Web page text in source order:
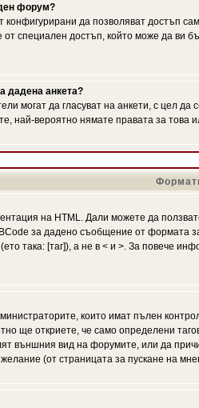
форум?
да позволяват достъп
специален достъп, който може да ви
дадена анкета?
могат да гласуват на анкети, с цел
най-вероятно нямате правата за това
на HTML. Дали можете да
за дадено съобщение от формата
така: [таг]), а не в < и >. За повече
които имат пълен
ще откриете, че само определени
външния вид на форумите, или да
(от страницата за пускане на